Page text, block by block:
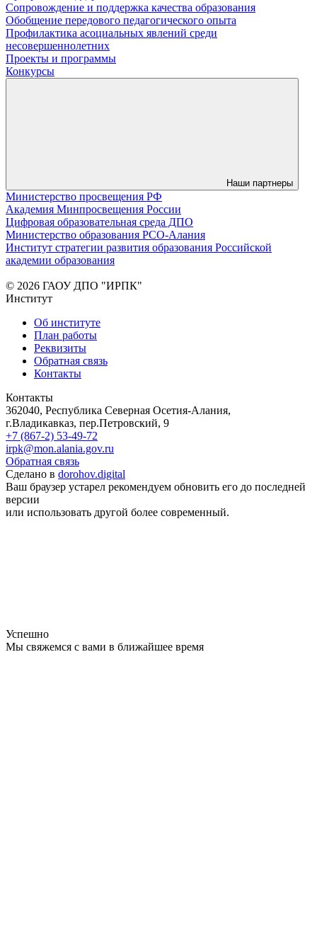
Сопровождение и поддержка качества образования
Обобщение передового педагогического опыта
Профилактика асоциальных явлений среди
несовершеннолетних
Проекты и программы
Конкурсы
Наши партнеры
Министерство просвещения РФ
Академия Минпросвещения России
Цифровая образовательная среда ДПО
Министерство образования РСО-Алания
Институт стратегии развития образования Российской
академии образования
© 2026 ГАОУ ДПО "ИРПК"
Институт
Об институте
План работы
Реквизиты
Обратная связь
Контакты
Контакты
362040, Республика Северная Осетия-Алания,
г.Владикавказ, пер.Петровский, 9
+7 (867-2) 53-49-72
irpk@mon.alania.gov.ru
Обратная связь
Сделано в dorohov.digital
Ваш браузер устарел рекомендуем обновить его до последней
версии
или использовать другой более современный.
Успешно
Мы свяжемся с вами в ближайшее время